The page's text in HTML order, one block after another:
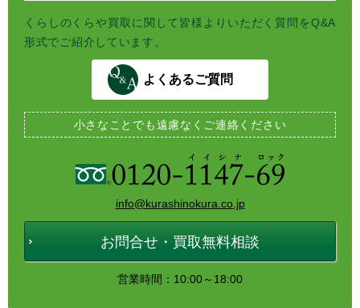
くらしのくらや買取に関して皆様よりいただく質問をQ&A
形式でご紹介しています。
よくあるご質問
小さなことでも遠慮なくご連絡ください
info@kurashinokura.co.jp
お問合せ・買取無料相談
営業時間：10:00～18:00